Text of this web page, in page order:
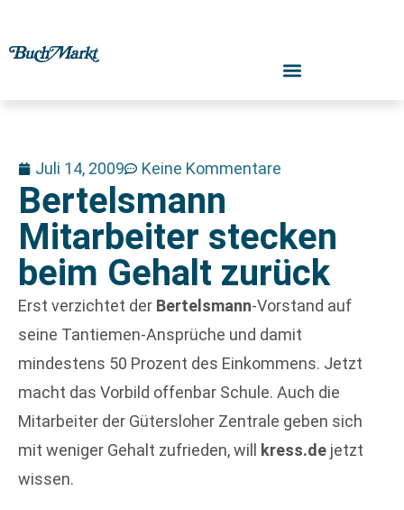
Juli 14, 2009 Keine Kommentare
Bertelsmann
Mitarbeiter stecken
beim Gehalt zurück
Erst verzichtet der Bertelsmann-Vorstand auf
seine Tantiemen-Ansprüche und damit
mindestens 50 Prozent des Einkommens. Jetzt
macht das Vorbild offenbar Schule. Auch die
Mitarbeiter der Gütersloher Zentrale geben sich
mit weniger Gehalt zufrieden, will
kress.de jetzt
wissen.